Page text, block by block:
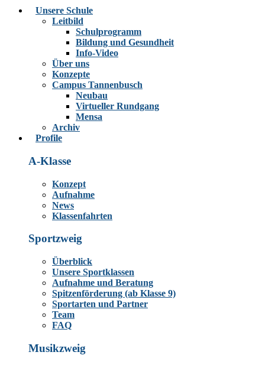
Unsere Schule
Leitbild
Schulprogramm
Bildung und Gesundheit
Info-Video
Über uns
Konzepte
Campus Tannenbusch
Neubau
Virtueller Rundgang
Mensa
Archiv
Profile
A-Klasse
Konzept
Aufnahme
News
Klassenfahrten
Sportzweig
Überblick
Unsere Sportklassen
Aufnahme und Beratung
Spitzenförderung (ab Klasse 9)
Sportarten und Partner
Team
FAQ
Musikzweig